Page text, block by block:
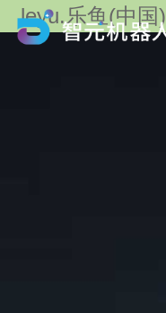
leyu.乐鱼(中国